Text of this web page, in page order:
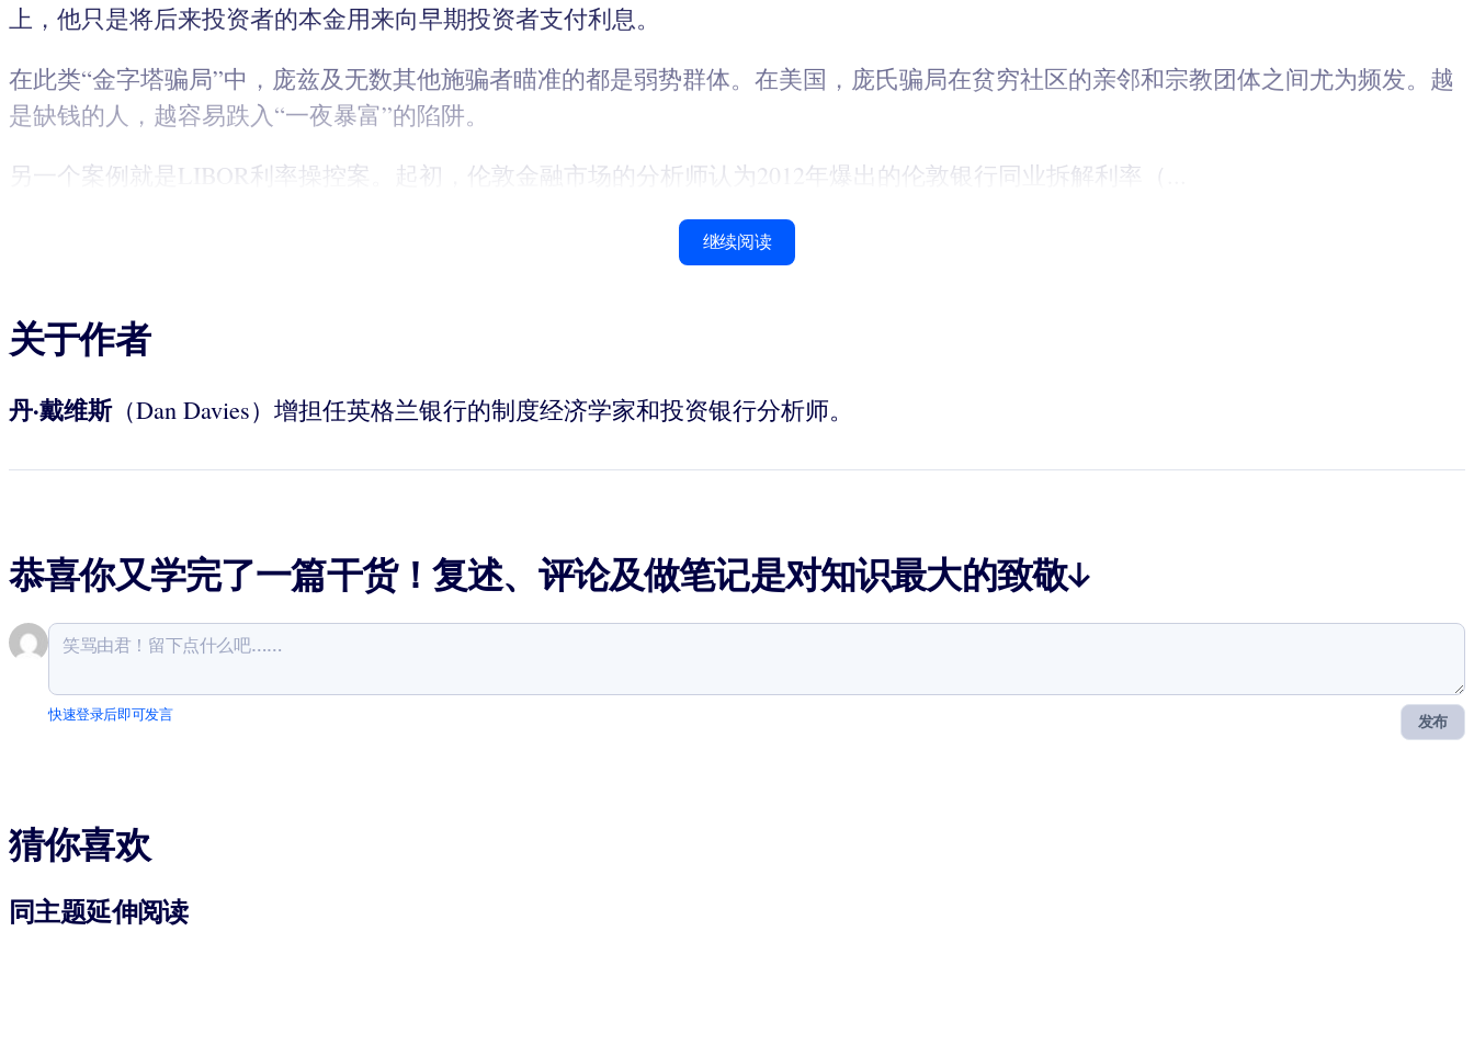
上，他只是将后来投资者的本金用来向早期投资者支付利息。
在此类“金字塔骗局”中，庞兹及无数其他施骗者瞄准的都是弱势群体。在美国，庞氏骗局在贫穷社区的亲邻和宗教团体之间尤为频发。越
是缺钱的人，越容易跌入“一夜暴富”的陷阱。
另一个案例就是LIBOR利率操控案。起初，伦敦金融市场的分析师认为2012年爆出的伦敦银行同业拆解利率（...
继续阅读
关于作者
丹·戴维斯（Dan Davies）增担任英格兰银行的制度经济学家和投资银行分析师。
恭喜你又学完了一篇干货！复述、评论及做笔记是对知识最大的致敬↓
发布
快速登录后即可发言
猜你喜欢
同主题延伸阅读